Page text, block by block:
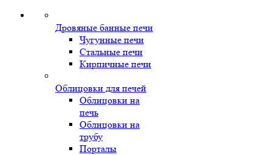
Дровяные банные печи
Чугунные печи
Стальные печи
Кирпичные печи
Облицовки для печей
Облицовки на
печь
Облицовки на
трубу
Порталы